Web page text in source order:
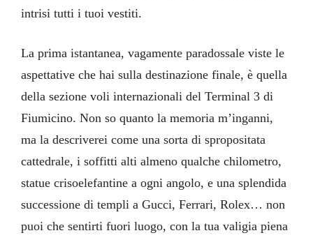
intrisi tutti i tuoi vestiti.
La prima istantanea, vagamente paradossale viste le
aspettative che hai sulla destinazione finale, è quella
della sezione voli internazionali del Terminal 3 di
Fiumicino. Non so quanto la memoria m’inganni,
ma la descriverei come una sorta di spropositata
cattedrale, i soffitti alti almeno qualche chilometro,
statue crisoelefantine a ogni angolo, e una splendida
successione di templi a Gucci, Ferrari, Rolex… non
puoi che sentirti fuori luogo, con la tua valigia piena